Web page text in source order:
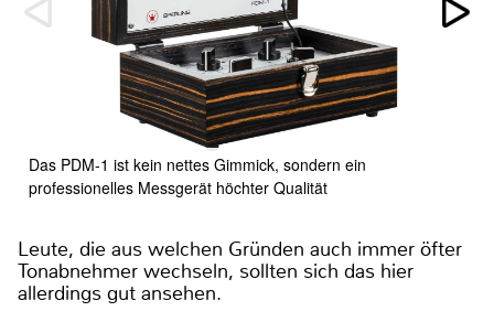
Das PDM-1 ist kein nettes Gimmick, sondern ein
professionelles Messgerät höchter Qualität
Leute, die aus welchen Gründen auch immer öfter
Tonabnehmer wechseln, sollten sich das hier
allerdings gut ansehen.